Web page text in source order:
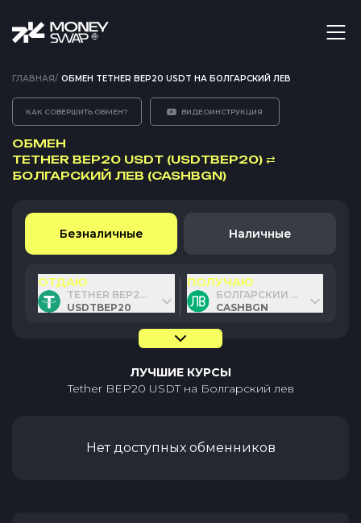
ГЛАВНАЯ/ ОБМЕН TETHER BEP20 USDT НА БОЛГАРСКИЙ ЛЕВ
КАК СОВЕРШИТЬ ОБМЕН? ВИДЕОИНСТРУКЦИЯ
ОБМЕН
TETHER BEP20 USDT (USDTBEP20) ⇄
БОЛГАРСКИЙ ЛЕВ (CASHBGN)
Безналичные Наличные
ОТДАЮ
TETHER BEP20 USDT
USDTBEP20
ПОЛУЧАЮ
БОЛГАРСКИЙ ЛЕВ
CASHBGN
ЛУЧШИЕ КУРСЫ
Tether BEP20 USDTна Болгарский лев
Нет доступных обменников